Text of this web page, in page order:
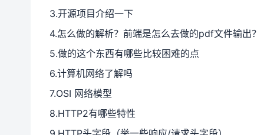
3.开源项目介绍一下
4.怎么做的解析？前端是怎么去做的pdf文件输出？
5.做的这个东西有哪些比较困难的点
6.计算机网络了解吗
7.OSI 网络模型
8.HTTP2有哪些特性